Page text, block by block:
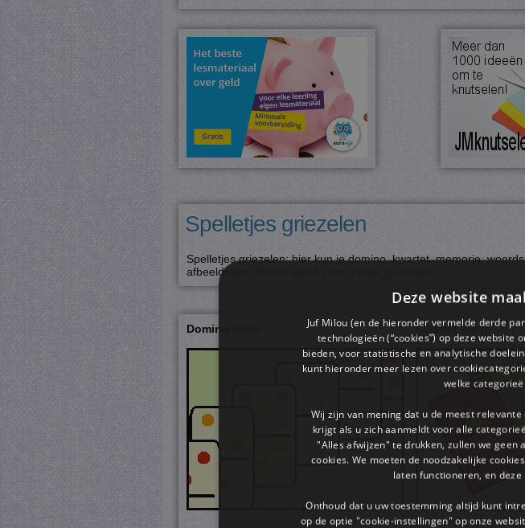
Spelletjes griezelen
Spelletjes griezelen: hier kun je domino, kwartet, memorie,
afbeeldingen sluiten aan bij het thema griezelen.
Domino kleur Kwartet kleur
Deze website
Juf Milou (en de hieronder vermelde derde
technologieën (“cookies”) op deze
bieden, voor statistische en analytische
kunt hieronder meer lezen over
welke
Wij zijn van mening dat u de meest
krijgt als u zich aanmeldt voor alle
"Alles afwijzen" te drukken, zullen we geen
cookies. We moeten de noodzakelijke
laten functioneren, en
Onthoud dat u uw toestemming altijd kunt
op de optie "cookie-instellingen" op onze